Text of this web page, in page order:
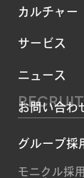
カルチャー
サービス
ニュース
お問い合わ
RECRUIT
グループ採
モニクル採